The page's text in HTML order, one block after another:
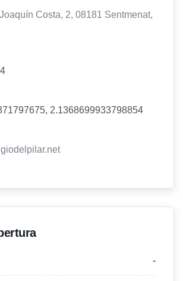
Costa, 2, 08181 Sentmenat,
2.1368699933798854
-